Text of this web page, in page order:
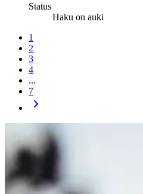
Status
Haku on auki
1
2
3
4
...
7